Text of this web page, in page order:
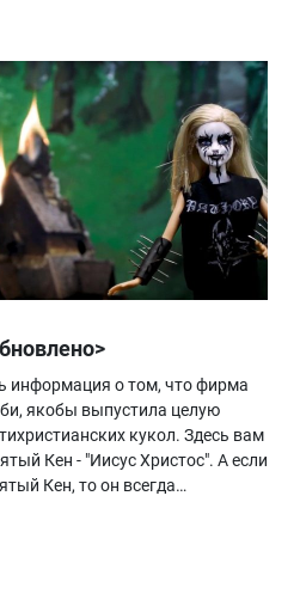
информация о том, что фирма
якобы выпустила целую
кукол. Здесь вам
Кен - "Иисус Христос". А если
Кен, то он всегда…